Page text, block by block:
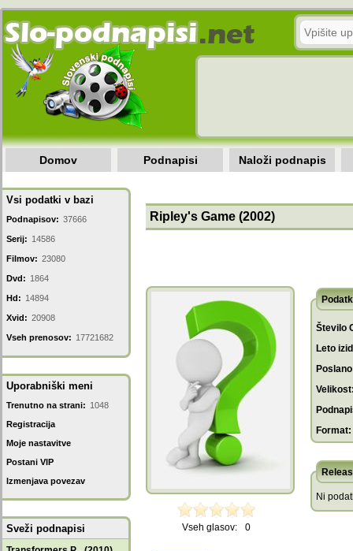
Domov Podnapisi Naloži podnapis
Vsi podatki v bazi
Podnapisov: 37666
Serij: 14586
Filmov: 23080
Dvd: 1864
Hd: 14894
Xvid: 20908
Vseh prenosov: 17721682
Uporabniški meni
Trenutno na strani: 1048
Registracija
Moje nastavitve
Postani VIP
Izmenjava povezav
Sveži podnapisi
Ripley's Game (2002)
Vseh glasov: 0
Število
Leto
Format:
Ni